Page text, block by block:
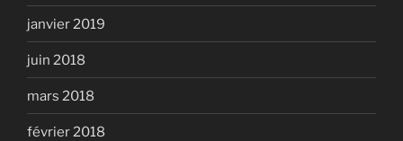
janvier 2019
juin 2018
mars 2018
février 2018